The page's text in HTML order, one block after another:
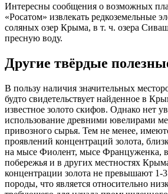
Интересны сообщения о возможных
«Росатом» извлекать редкоземельные
соляных озер Крыма, в т. ч. озера
пресную воду.
Другие твёрдые
В пользу наличия значительных
будто свидетельствует найденное в
известное золото скифов. Однако нет
использование древними ювелирами
привозного сырья. Тем не менее,
проявлений концентраций золота,
на мысе Фиолент, мысе Француженка,
побережья и в других местностях
концентрации золота не превышают 1-
породы, что является относительно